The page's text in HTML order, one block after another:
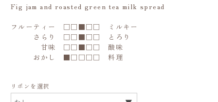
Fig jam and roasted green tea milk spread
フルーティー □□■□□ ミルキー
さらり □□■□□ とろり
甘味 □□■□□ 酸味
おかし ■□□□□ 料理
リボンを選択